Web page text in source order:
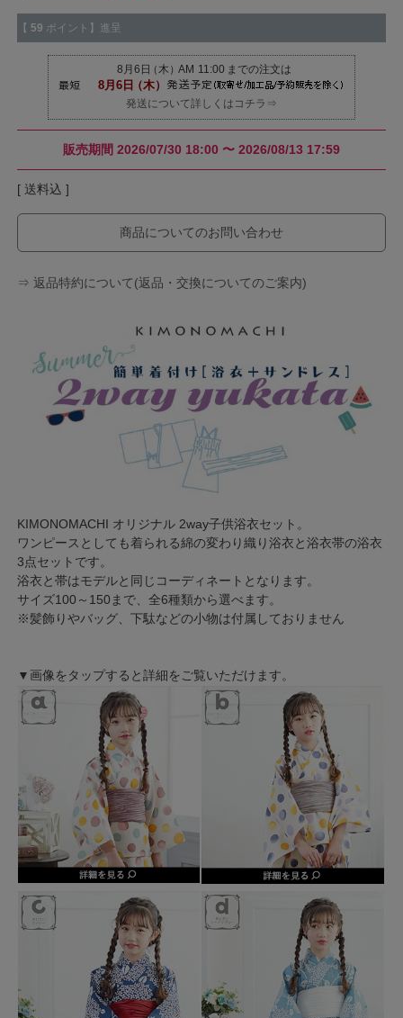
【 59 ポイント】進呈
発送について詳しくはコチラ⇒
販売期間 2026/07/30 18:00 〜 2026/08/13 17:59
送料込
商品についてのお問い合わせ
⇒ 返品特約について(返品・交換についてのご案内)
KIMONOMACHI オリジナル 2way子供浴衣セット。
ワンピースとしても着られる綿の変わり織り浴衣と浴衣帯の浴衣
3点セットです。
浴衣と帯はモデルと同じコーディネートとなります。
サイズ100～150まで、全6種類から選べます。
※髪飾りやバッグ、下駄などの小物は付属しておりません
▼画像をタップすると詳細をご覧いただけます。